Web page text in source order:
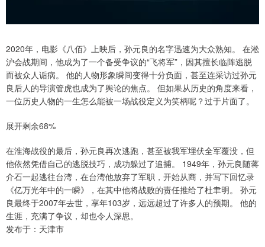
2020年，电影《八佰》上映后，孙元良的名字迅速为大众熟知。 在淞
沪会战期间，他成为了一个备受争议的“飞将军”，因其擅长临阵逃脱
而被众人诟病。 他的人物形象瞬间变得十分负面，甚至连采访过孙元
良后人的导演管虎也成为了舆论的焦点。 但如果从历史的角度来看，
一位历史人物的一生怎么能被一场战役定义为笑柄呢？过于片面了。
展开剩余68%
在淮海战役的最后，孙元良再次逃跑，甚至被我军埋伏全军覆没，但
他依然凭借自己的逃脱技巧，成功躲过了追捕。 1949年，孙元良随蒋
介石一起逃往台湾，在台湾他放弃了军职，开始从商，并写下回忆录
《亿万光年中的一瞬》，在其中他将战败的责任推给了杜聿明。 孙元
良最终于2007年去世，享年103岁，远远超过了许多人的预期。 他的
生涯，充满了争议，却也令人深思。
发布于：天津市